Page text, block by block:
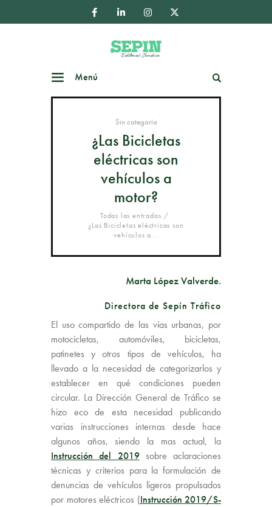
Menú
Sin categoría
¿Las Bicicletas
eléctricas son
vehículos a
motor?
Todas las entradas
¿Las Bicicletas eléctricas son
vehículos a...
Marta López Valverde.
Directora de Sepín Tráfico
El uso compartido de las vías urbanas, por
motocicletas, automóviles, bicicletas,
patinetes y otros tipos de vehículos, ha
llevado a la necesidad de categorizarlos y
establecer en qué condiciones pueden
circular. La Dirección General de Tráfico se
hizo eco de esta necesidad publicando
varias instrucciones internas desde hace
algunos años, siendo la mas actual, la
Instrucción del 2019sobre aclaraciones
técnicas y criterios para la formulación de
denuncias de vehículos ligeros propulsados
por motores eléctricos (Instrucción 2019/S-